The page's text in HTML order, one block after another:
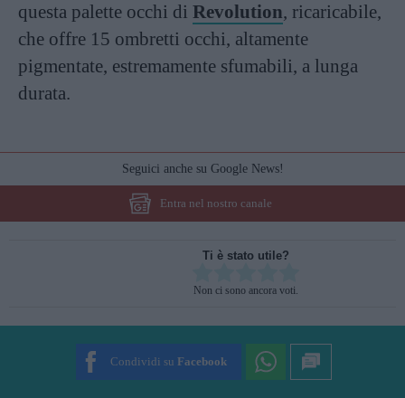
questa palette occhi di Revolution, ricaricabile,
che offre 15 ombretti occhi, altamente
pigmentate, estremamente sfumabili, a lunga
durata.
Seguici anche su Google News!
Entra nel nostro canale
Ti è stato utile?
Non ci sono ancora voti.
Condividi su Facebook